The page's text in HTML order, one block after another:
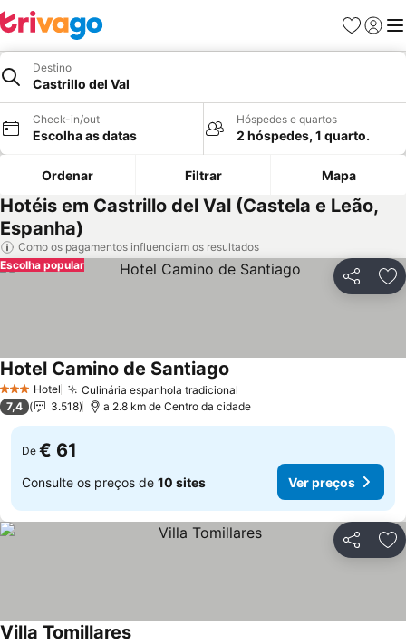
Favoritos
Iniciar
Destino
Castrillo del Val
Check-in/out
Escolha as datas
Hóspedes e quartos
2 hóspedes, 1 quarto.
Ordenar Filtrar Mapa
Hotéis em Castrillo del Val (Castela e Leão,
Espanha)
Como os pagamentos influenciam os resultados
Partilhar
Escolha popular
3 EstrelasHotel Culinária espanhola tradicional
Hotel Camino de Santiago
7,4 3.518 a 2.8 km de Centro da cidade
De € 61
Consulte os preços de 10 sites Ver preços
Partilhar
Villa Tomillares